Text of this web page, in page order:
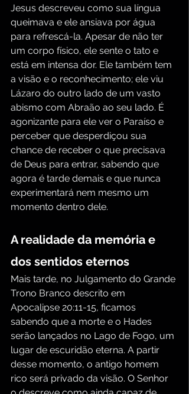
Jesus descreveu como sua língua
queimava e ele ansiava por água
para refrescá-la. Apesar de não ter
um corpo físico, ele sente o tato e
está em intensa dor. Ele também tem
a visão e o reconhecimento; ele viu
Lázaro do outro lado de um vasto
abismo com Abraão ao seu lado. É
agonizante para ele ver o Paraíso e
perceber que desperdiçou sua
chance de receber o que precisava
de Deus para entrar, sabendo que
agora é tarde demais e que nunca
experimentará nem mesmo um
momento dentro dele.
A realidade da memória e
dos sentidos eternos
Mais tarde, no Julgamento do Grande
Trono Branco descrito em
Apocalipse 20:11-15, ficamos
sabendo que a morte e o Hades
serão lançados no Lago de Fogo, um
lugar de escuridão eterna. A partir
desse momento, o antigo homem
rico será privado da visão. O Senhor